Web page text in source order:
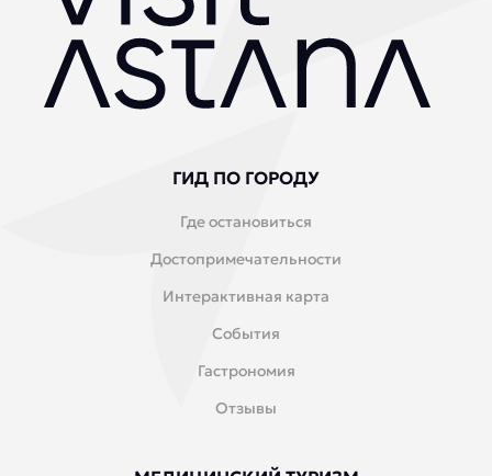
ГИД ПО ГОРОДУ
Где остановиться
Достопримечательности
Интерактивная карта
События
Гастрономия
Отзывы